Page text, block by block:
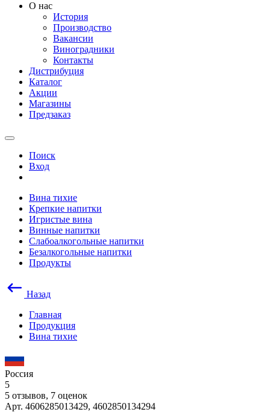
О нас
История
Производство
Вакансии
Виноградники
Контакты
Дистрибуция
Каталог
Акции
Магазины
Предзаказ
Поиск
Вход
Вина тихие
Крепкие напитки
Игристые вина
Винные напитки
Слабоалкогольные напитки
Безалкогольные напитки
Продукты
Назад
Главная
Продукция
Вина тихие
Россия
5
5 отзывов, 7 оценок
Арт. 4606285013429, 4602850134294